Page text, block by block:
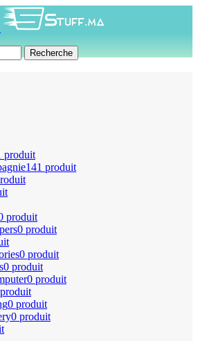
Recherche
produit
141 produit
produit
0 produit
0 produit
0 produit
0 produit
0 produit
0 produit